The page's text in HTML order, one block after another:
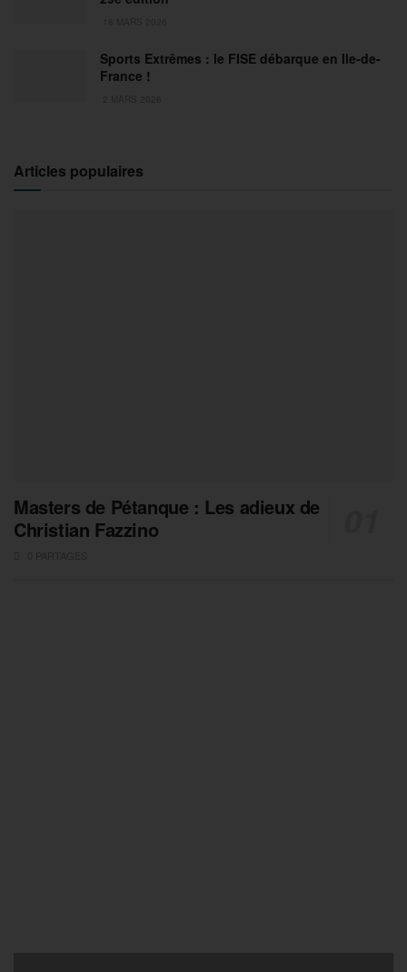
Sports Extrêmes : le FISE débarque en Ile-de-
France !
Articles populaires
Masters de Pétanque : Les adieux de
Christian Fazzino